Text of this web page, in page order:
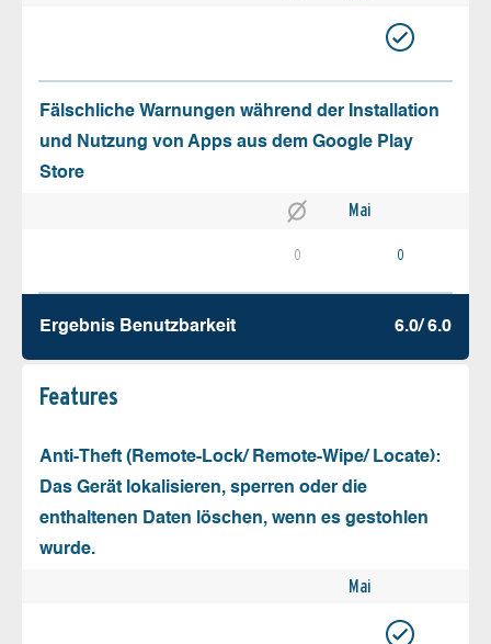
Fälschliche Warnungen während der Installation
und Nutzung von Apps aus dem Google Play
Store
Mai
0 0
Ergebnis Benutz­barkeit 6.0/ 6.0
Features
Anti-Theft (Remote-Lock/ Remote-Wipe/ Locate):
Das Gerät lokalisieren, sperren oder die
enthaltenen Daten löschen, wenn es gestohlen
wurde.
Mai